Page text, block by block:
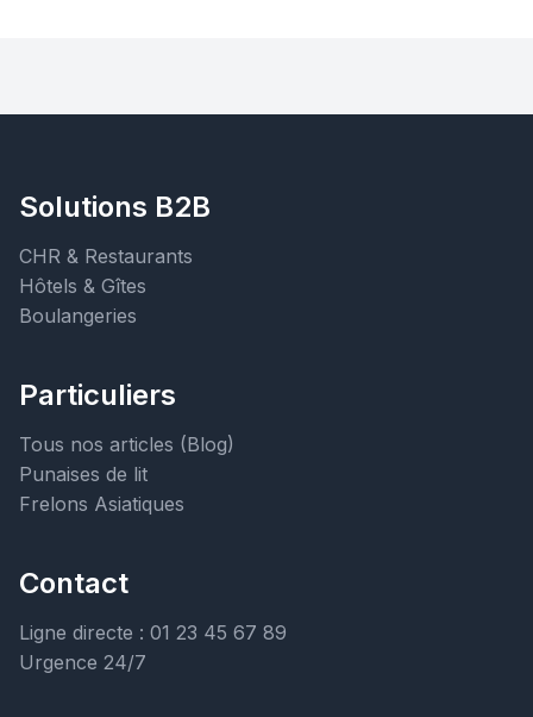
Solutions B2B
CHR & Restaurants
Hôtels & Gîtes
Boulangeries
Particuliers
Tous nos articles (Blog)
Punaises de lit
Frelons Asiatiques
Contact
Ligne directe : 01 23 45 67 89
Urgence 24/7